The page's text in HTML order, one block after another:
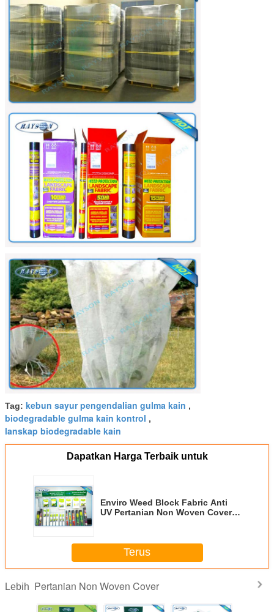
Tag: kebun sayur pengendalian gulma kain ,
biodegradable gulma kain kontrol ,
lanskap biodegradable kain
Dapatkan Harga Terbaik untuk
Enviro Weed Block Fabric Anti
UV Pertanian Non Woven Cover
Terus
Lebih Pertanian Non Woven Cover